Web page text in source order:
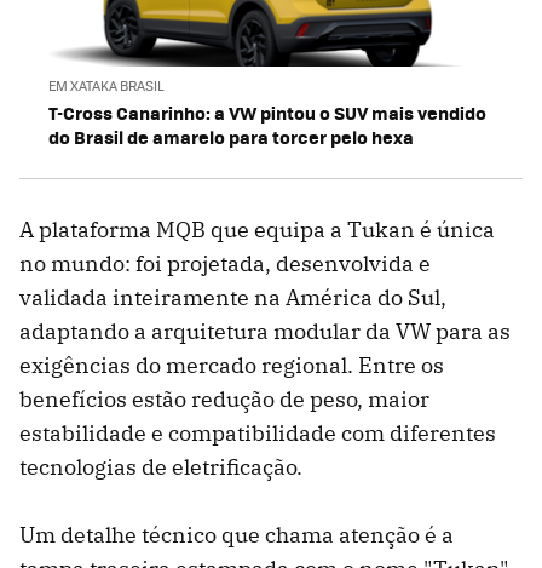
EM XATAKA BRASIL
T-Cross Canarinho: a VW pintou o SUV mais vendido
do Brasil de amarelo para torcer pelo hexa
A plataforma MQB que equipa a Tukan é única
no mundo: foi projetada, desenvolvida e
validada inteiramente na América do Sul,
adaptando a arquitetura modular da VW para as
exigências do mercado regional. Entre os
benefícios estão redução de peso, maior
estabilidade e compatibilidade com diferentes
tecnologias de eletrificação.
Um detalhe técnico que chama atenção é a